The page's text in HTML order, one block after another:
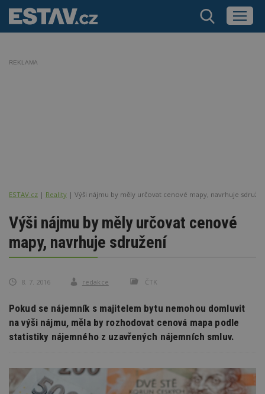
REKLAMA
ESTAV.cz Reality Výši nájmu by měly určovat cenové mapy, navrhuje
Výši nájmu by měly určovat cenové
mapy, navrhuje sdružení
8. 7. 2016 redakce ČTK
Pokud se nájemník s majitelem bytu nemohou domluvit
na výši nájmu, měla by rozhodovat cenová mapa podle
statistiky nájemného z uzavřených nájemních smluv.